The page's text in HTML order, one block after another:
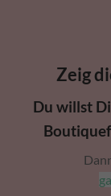
Zeig
Du willst